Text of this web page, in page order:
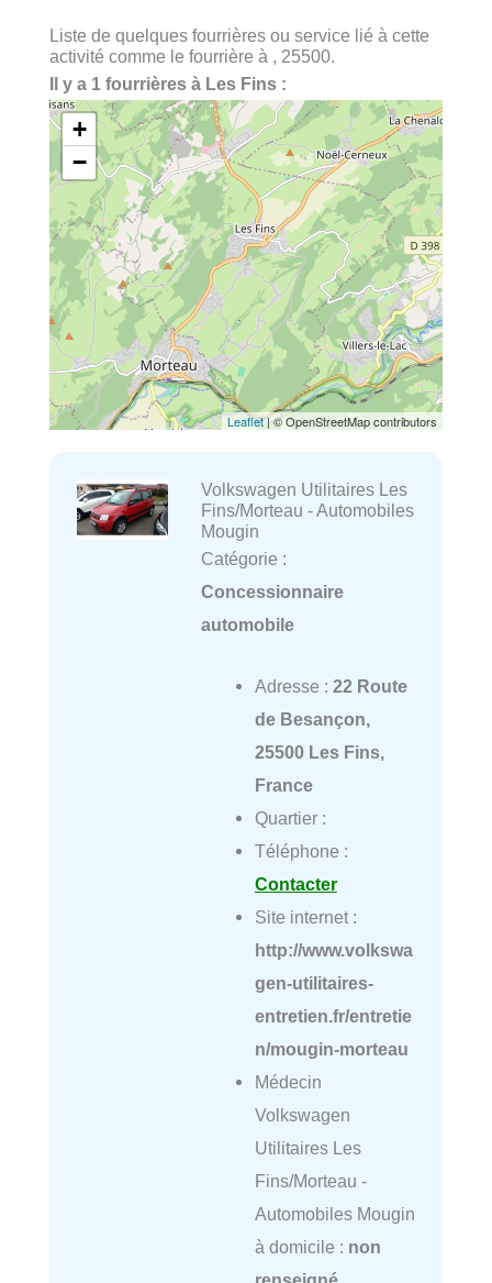
Liste de quelques fourrières ou service lié à cette
activité comme le fourrière à , 25500.
Il y a 1 fourrières à Les Fins :
+
−
Leaflet| © OpenStreetMap contributors
Volkswagen Utilitaires Les
Fins/Morteau - Automobiles
Mougin
Catégorie :
Concessionnaire
automobile
Adresse : 22 Route
de Besançon,
25500 Les Fins,
France
Quartier :
Téléphone :
Contacter
Site internet :
http://www.volkswa
gen-utilitaires-
entretien.fr/entretie
n/mougin-morteau
Médecin
Volkswagen
Utilitaires Les
Fins/Morteau -
Automobiles Mougin
à domicile : non